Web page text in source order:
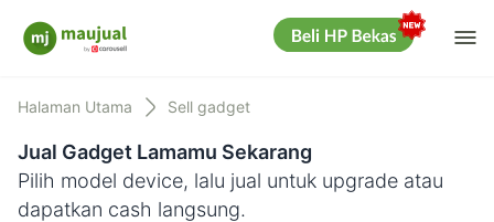
Maujual
Halaman Utama Sell gadget
Jual Gadget Lamamu Sekarang
Pilih model device, lalu jual untuk upgrade atau
dapatkan cash langsung.